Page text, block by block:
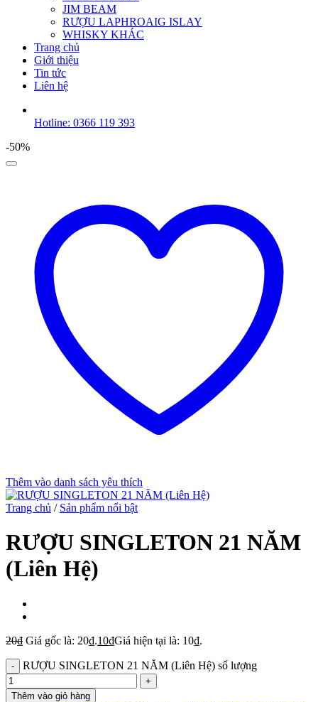
JIM BEAM
RƯỢU LAPHROAIG ISLAY
WHISKY KHÁC
Trang chủ
Giới thiệu
Tin tức
Liên hệ
Hotline: 0366 119 393
-50%
Thêm vào danh sách yêu thích
Trang chủ / Sản phẩm nổi bật
RƯỢU SINGLETON 21 NĂM
(Liên Hệ)
20₫ Giá gốc là: 20₫.10₫Giá hiện tại là: 10₫.
RƯỢU SINGLETON 21 NĂM (Liên Hệ) số lượng
Thêm vào giỏ hàng